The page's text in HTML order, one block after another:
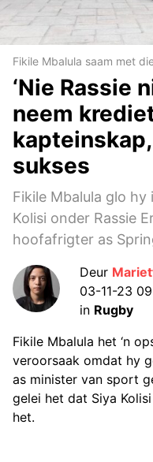
Fikile Mbalula saam met
‘Nie Rassie
neem
sukses
Fikile Mbalula glo hy
Kolisi onder Rassie
hoofafrigter as
Deur
03-11-23
in Rugby
Fikile Mbalula het ‘n
veroorsaak omdat hy
as minister van sport
gelei het dat Siya
het.